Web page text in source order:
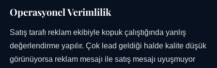
Operasyonel Verimlilik
Satış tarafı reklam ekibiyle kopuk çalıştığında yanlış
değerlendirme yapılır. Çok lead geldiği halde kalite düşük
görünüyorsa reklam mesajı ile satış mesajı uyuşmuyor